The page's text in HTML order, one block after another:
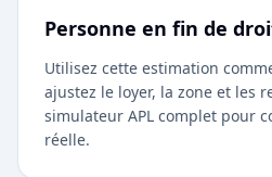
Personne en fin de
Utilisez cette estimation
ajustez le loyer, la zone et les
simulateur APL complet pour
réelle.